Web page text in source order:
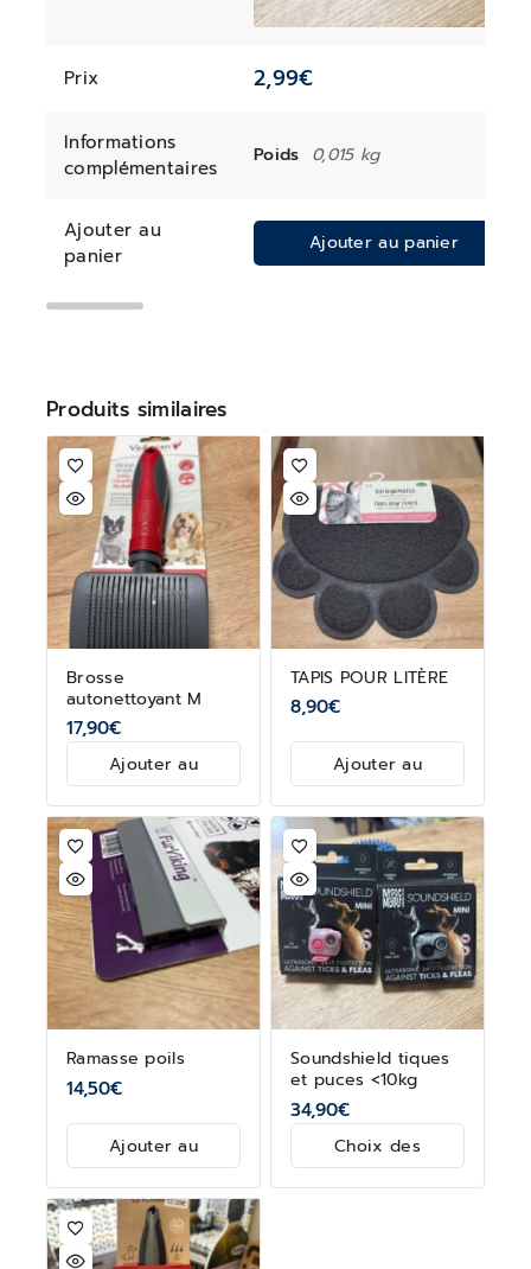
Prix 2,99€
Informations
complémentaires
Poids 0,015 kg
Ajouter au
panier
Ajouter au panier
Produits similaires
Brosse
autonettoyant M
17,90€
Ajouter au
TAPIS POUR LITÈRE
8,90€
Ajouter au
Ramasse poils
14,50€
Ajouter au
Soundshield tiques
et puces <10kg
34,90€
Choix des